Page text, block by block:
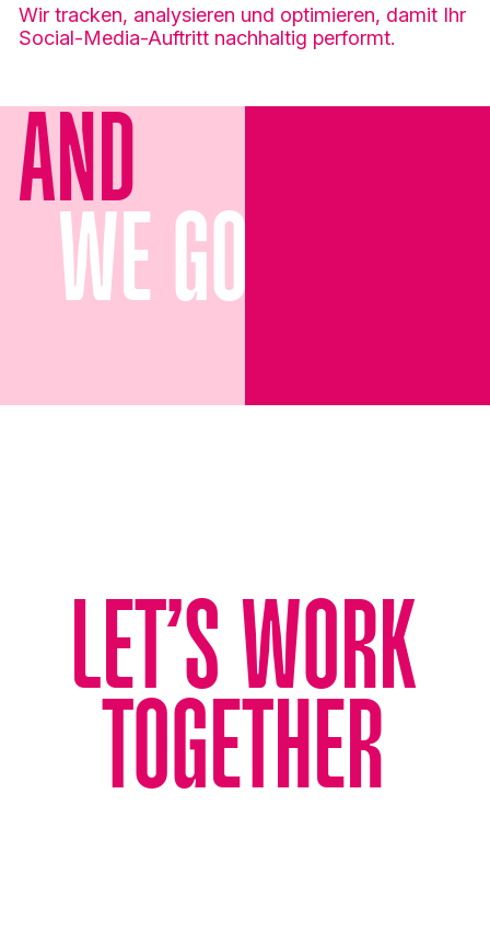
Wir tracken, analysieren und optimieren, damit Ihr
Social-Media-Auftritt nachhaltig performt.
AND
WE GO V
LET’S WORK
TOGETHER